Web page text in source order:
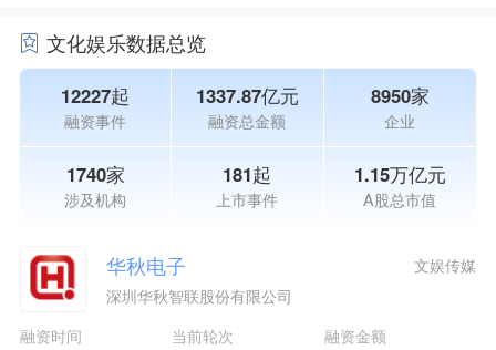
文化娱乐数据总览
12227起
融资事件
1337.87亿元
融资总金额
8950家
企业
1740家
涉及机构
181起
上市事件
1.15万亿元
A股总市值
华秋电子
深圳华秋智联股份有限公司
融资时间
当前轮次 融资金额
文娱传媒